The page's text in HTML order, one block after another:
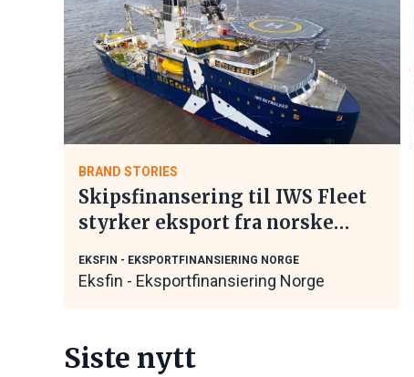
BRAND STORIES
Skipsfinansering til IWS Fleet
styrker eksport fra norske
EKSFIN - EKSPORTFINANSIERING NORGE
Eksfin - Eksportfinansiering Norge
Siste nytt